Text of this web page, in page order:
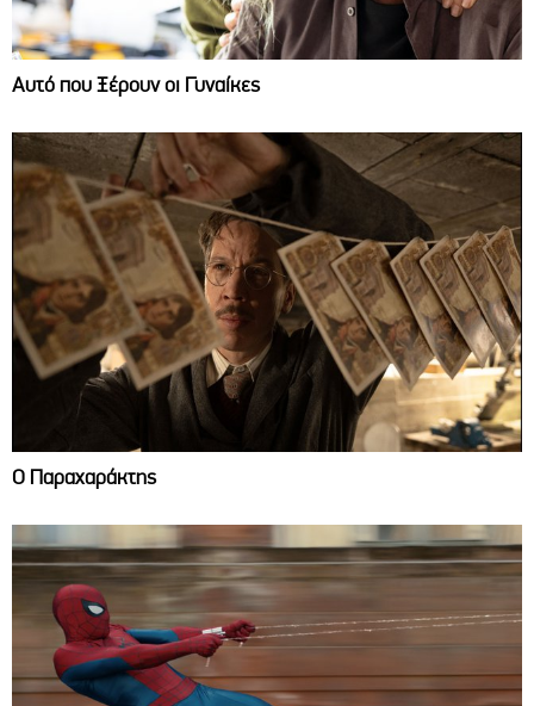
Αυτό που Ξέρουν οι Γυναίκες
Ο Παραχαράκτης